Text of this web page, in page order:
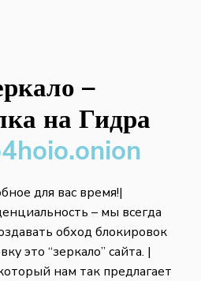
–
на Гидра
для вас время!|
– мы всегда
обход блокировок
это “зеркало” сайта. |
нам так предлагает